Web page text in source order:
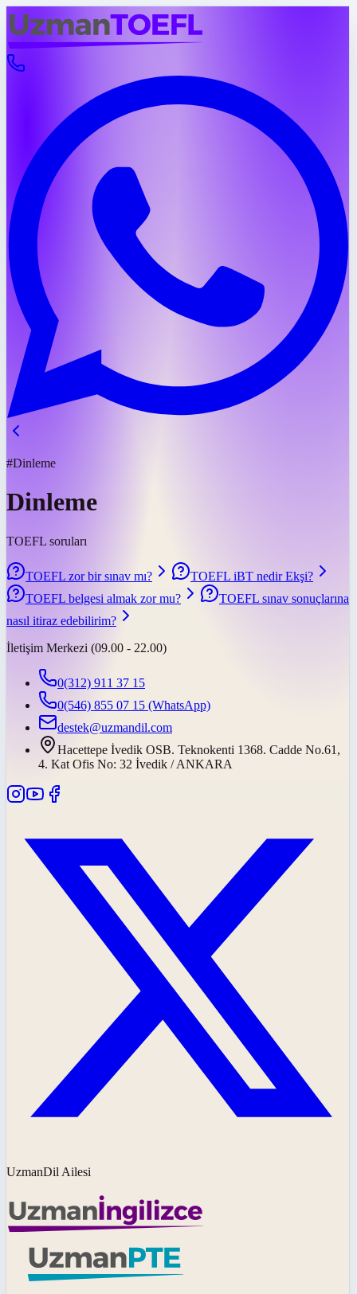
#Dinleme
Dinleme
TOEFL soruları
TOEFL zor bir sınav mı?
TOEFL iBT nedir Ekşi?
TOEFL belgesi almak zor mu?
TOEFL sınav sonuçlarına
nasıl itiraz edebilirim?
İletişim Merkezi (09.00 - 22.00)
0(312) 911 37 15
0(546) 855 07 15 (WhatsApp)
destek@uzmandil.com
Hacettepe İvedik OSB. Teknokenti 1368. Cadde No.61,
4. Kat Ofis No: 32 İvedik / ANKARA
UzmanDil Ailesi